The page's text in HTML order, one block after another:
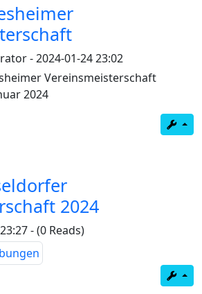
-2024-01-24 23:02
Vereinsmeisterschaft
2024
2024
-(0 Reads)